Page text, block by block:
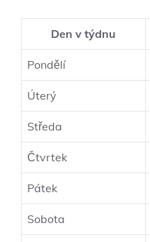
Den v týdnu
Pondělí
Úterý
Středa
Čtvrtek
Pátek
Sobota